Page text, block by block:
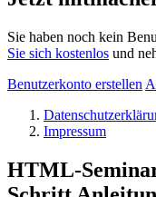
Sie haben noch kein
Sie sich kostenlos und
Benutzerkonto erstellen
Impressum
HTML-